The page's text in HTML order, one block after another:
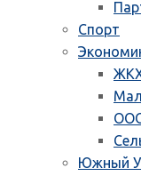
Спорт
Южный